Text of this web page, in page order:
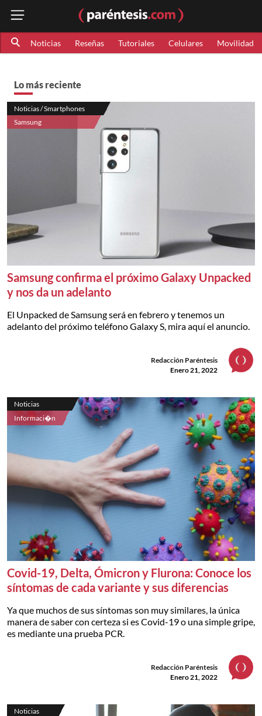
Noticias Reseñas Tutoriales Celulares Movilidad
Lo más reciente
Noticias / Smartphones
Samsung
Samsung confirma el próximo Galaxy Unpacked
y nos da un adelanto
El Unpacked de Samsung será en febrero y tenemos un
adelanto del próximo teléfono Galaxy S, mira aquí el anuncio.
Redacción Paréntesis
Enero 21, 2022
Noticias
Informaci�n
Covid-19, Delta, Ómicron y Flurona: Conoce los
síntomas de cada variante y sus diferencias
Ya que muchos de sus síntomas son muy similares, la única
manera de saber con certeza si es Covid-19 o una simple gripe,
es mediante una prueba PCR.
Redacción Paréntesis
Enero 21, 2022
Noticias